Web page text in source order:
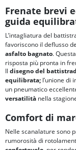
Frenate brevi
guida
L’intagliatura del
favoriscono il deflusso
asfalto bagnato.
risposta più pronta in
Il disegno del
equilibrata; l’unione di
un pneumatico
versatilità nella
Comfort di
Nelle scanalature sono
rumorosità di